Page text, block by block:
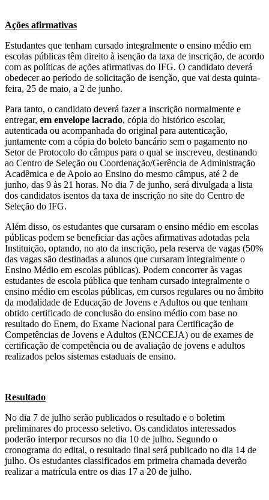
Ações afirmativas
Estudantes que tenham cursado integralmente o ensino médio em
escolas públicas têm direito à isenção da taxa de inscrição, de acordo
com as políticas de ações afirmativas do IFG. O candidato deverá
obedecer ao período de solicitação de isenção, que vai desta quinta-
feira, 25 de maio, a 2 de junho.
Para tanto, o candidato deverá fazer a inscrição normalmente e
entregar, em envelope lacrado, cópia do histórico escolar,
autenticada ou acompanhada do original para autenticação,
juntamente com a cópia do boleto bancário sem o pagamento no
Setor de Protocolo do câmpus para o qual se inscreveu, destinando
ao Centro de Seleção ou Coordenação/Gerência de Administração
Acadêmica e de Apoio ao Ensino do mesmo câmpus, até 2 de
junho, das 9 às 21 horas. No dia 7 de junho, será divulgada a lista
dos candidatos isentos da taxa de inscrição no site do Centro de
Seleção do IFG.
Além disso, os estudantes que cursaram o ensino médio em escolas
públicas podem se beneficiar das ações afirmativas adotadas pela
Instituição, optando, no ato da inscrição, pela reserva de vagas (50%
das vagas são destinadas a alunos que cursaram integralmente o
Ensino Médio em escolas públicas). Podem concorrer às vagas
estudantes de escola pública que tenham cursado integralmente o
ensino médio em escolas públicas, em cursos regulares ou no âmbito
da modalidade de Educação de Jovens e Adultos ou que tenham
obtido certificado de conclusão do ensino médio com base no
resultado do Enem, do Exame Nacional para Certificação de
Competências de Jovens e Adultos (ENCCEJA) ou de exames de
certificação de competência ou de avaliação de jovens e adultos
realizados pelos sistemas estaduais de ensino.
Resultado
No dia 7 de julho serão publicados o resultado e o boletim
preliminares do processo seletivo. Os candidatos interessados
poderão interpor recursos no dia 10 de julho. Segundo o
cronograma do edital, o resultado final será publicado no dia 14 de
julho. Os estudantes classificados em primeira chamada deverão
realizar a matrícula entre os dias 17 a 20 de julho.